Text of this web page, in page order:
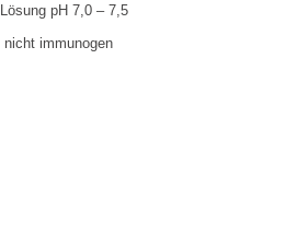
pH 7,0 – 7,5
immunogen